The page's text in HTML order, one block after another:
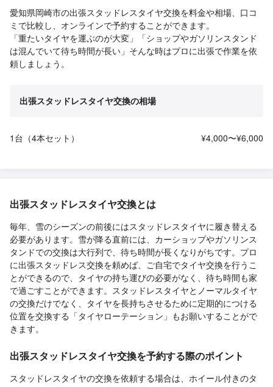
愛知県岡崎市の出張スタッドレスタイヤ交換を料金や相場、口コ
ミで比較し、オンラインで予約することができます。
「重たいタイヤを運ぶのが大変」「ショップやガソリンスタンド
は混んでいて待ち時間が長い」そんな時はプロに出張で作業を依
頼しましょう。
出張スタッドレスタイヤ交換の相場
1台（4本セット） ¥4,000〜¥6,000
出張スタッドレスタイヤ交換とは
毎年、雪のシーズンの前後にはスタッドレスタイヤに履き替える
必要があります。雪が降る直前には、カーショップやガソリンス
タンドでの交換は大行列で、待ち時間が長くなりがちです。プロ
に出張スタッドレス交換を頼めば、ご自宅でタイヤ交換を行うこ
とができるので、タイヤの持ち運びの必要がなく、待ち時間も家
で過ごすことができます。スタッドレスタイヤとノーマルタイヤ
の交換だけでなく、タイヤを長持ちさせるために定期的につける
位置を交換する「タイヤローテーション」もお願いすることがで
きます。
出張スタッドレスタイヤ交換を予約する際のポイント
スタッドレスタイヤの交換を依頼する場合は、ホイール付きのタ